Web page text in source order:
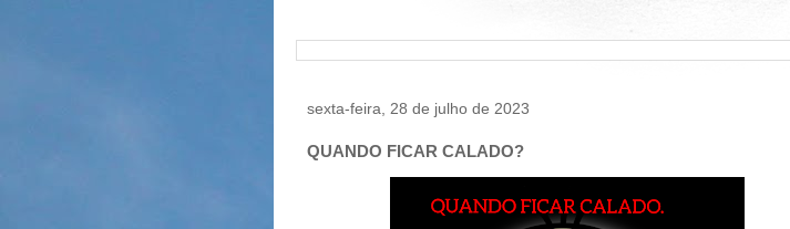
sexta-feira, 28 de julho de 2023
QUANDO FICAR CALADO?